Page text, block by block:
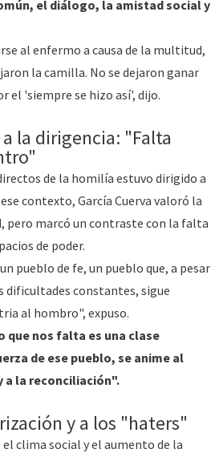
el diálogo, la amistad social y
al enfermo a causa de la multitud,
la camilla. No se dejaron ganar
el 'siempre se hizo así', dijo.
la dirigencia: "Falta
de la homilía estuvo dirigido a
contexto, García Cuerva valoró la
pero marcó un contraste con la falta
de poder.
pueblo de fe, un pueblo que, a pesar
dificultades constantes, sigue
al hombro", expuso.
que nos falta es una clase
de ese pueblo, se anime al
a la reconciliación".
y a los "haters"
clima social y el aumento de la